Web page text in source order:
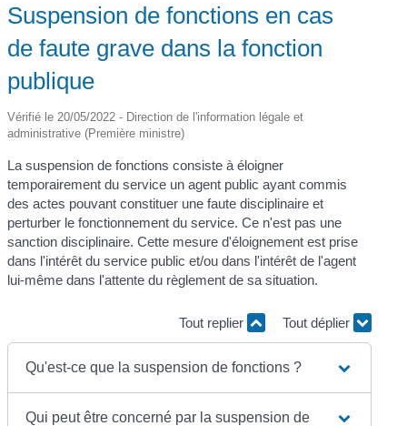
Suspension de fonctions en cas
de faute grave dans la fonction
publique
Vérifié le 20/05/2022 - Direction de l'information légale et
administrative (Première ministre)
La suspension de fonctions consiste à éloigner
temporairement du service un agent public ayant commis
des actes pouvant constituer une faute disciplinaire et
perturber le fonctionnement du service. Ce n'est pas une
sanction disciplinaire. Cette mesure d'éloignement est prise
dans l'intérêt du service public et/ou dans l'intérêt de l'agent
lui-même dans l'attente du règlement de sa situation.
Tout replier Tout déplier
Qu'est-ce que la suspension de fonctions ?
Qui peut être concerné par la suspension de